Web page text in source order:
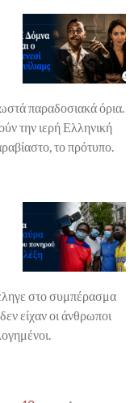
παραδοσιακά όρια.
την ιερή Ελληνική
το πρότυπο.
στο συμπέρασμα
είχαν οι άνθρωποι